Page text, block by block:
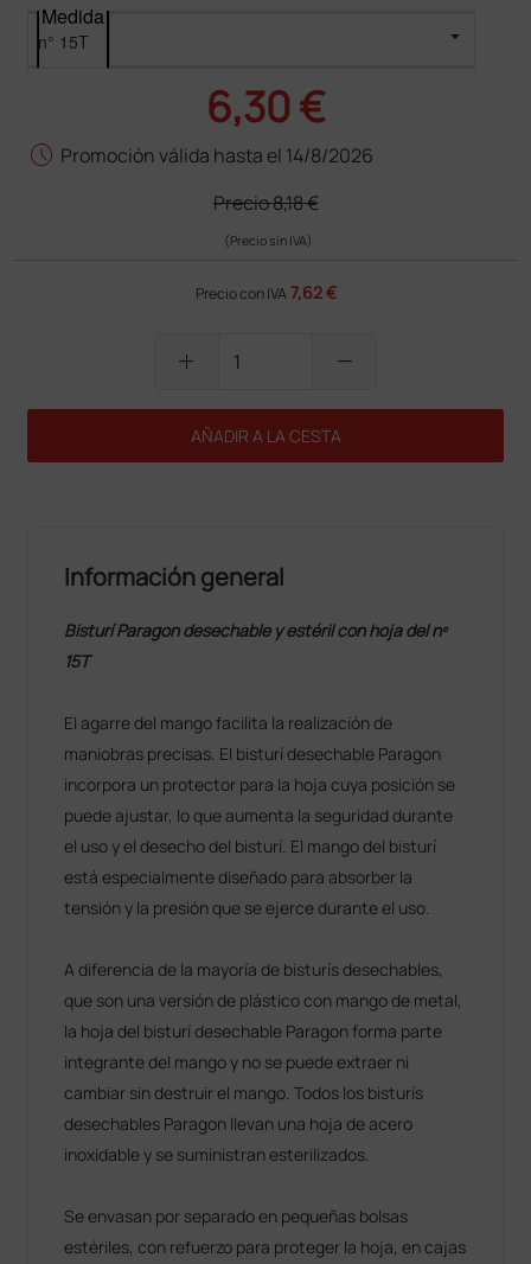
Medida
6,30 €
schedule Promoción válida hasta el 14/8/2026
Precio8,18 €
(Precio sin IVA)
Precio con IVA 7,62 €
add remove
AÑADIR A LA CESTA
Información general
Bisturí Paragon desechable y estéril con hoja del nº
15T
El agarre del mango facilita la realización de
maniobras precisas. El bisturí desechable Paragon
incorpora un protector para la hoja cuya posición se
puede ajustar, lo que aumenta la seguridad durante
el uso y el desecho del bisturí. El mango del bisturí
está especialmente diseñado para absorber la
tensión y la presión que se ejerce durante el uso.
A diferencia de la mayoría de bisturís desechables,
que son una versión de plástico con mango de metal,
la hoja del bisturí desechable Paragon forma parte
integrante del mango y no se puede extraer ni
cambiar sin destruir el mango. Todos los bisturís
desechables Paragon llevan una hoja de acero
inoxidable y se suministran esterilizados.
Se envasan por separado en pequeñas bolsas
estériles, con refuerzo para proteger la hoja, en cajas